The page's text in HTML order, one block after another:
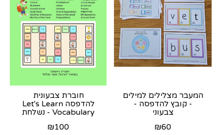
המעבר מצלילים למילים
- קובץ להדפסה -
צבעוני
₪60
חוברת צבעונית
להדפסה Let's Learn
Vocabulary - נשלחת
הרכישה
₪100